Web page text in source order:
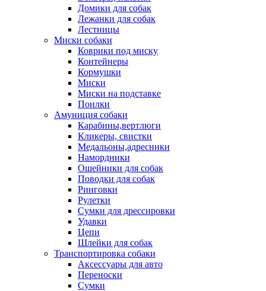
Домики для собак
Лежанки для собак
Лестницы
Миски собаки
Коврики под миску
Контейнеры
Кормушки
Миски
Миски на подставке
Поилки
Амуниция собаки
Карабины,вертлюги
Кликеры, свистки
Медальоны,адресники
Намордники
Ошейники для собак
Поводки для собак
Ринговки
Рулетки
Сумки для дрессировки
Удавки
Цепи
Шлейки для собак
Транспортировка собаки
Аксессуары для авто
Переноски
Сумки